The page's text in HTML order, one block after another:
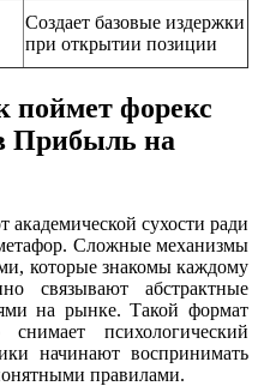
Создает базовые издержки
при открытии позиции
поймет форекс
Прибыль на
сухости ради
Сложные механизмы
которые знакомы каждому
связывают абстрактные
на рынке. Такой формат
психологический
начинают воспринимать
правилами.